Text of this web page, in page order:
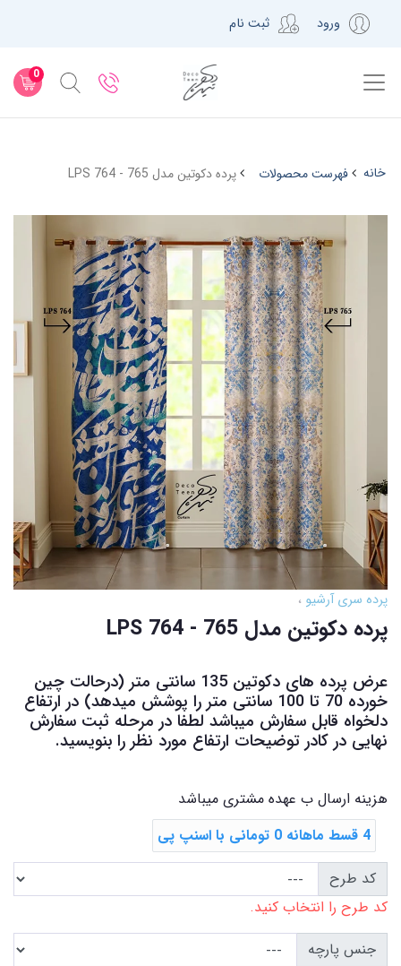
ورود ثبت نام
0
خانه فهرست محصولات پرده دکوتین مدل LPS 764 - 765
پرده سری آرشیو
پرده دکوتین مدل LPS 764 - 765
عرض پرده های دکوتین 135 سانتی متر (درحالت چین
خورده 70 تا 100 سانتی متر را پوشش میدهد) در ارتفاع
دلخواه قابل سفارش میباشد لطفا در مرحله ثبت سفارش
نهایی در کادر توضیحات ارتفاع مورد نظر را بنویسید.
هزینه ارسال ب عهده مشتری میباشد
4 قسط ماهانه 0 تومانی با اسنپ ‌پی
کد طرح
کد طرح را انتخاب کنید.
جنس پارچه